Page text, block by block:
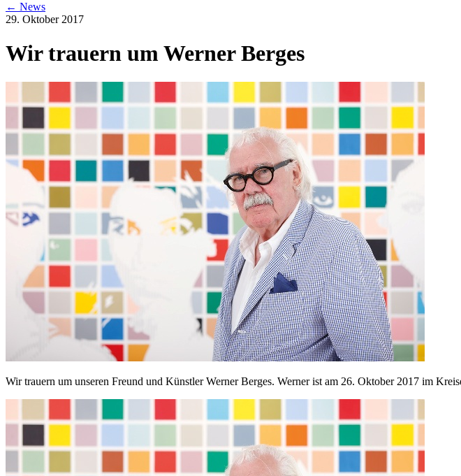
← News
29. Oktober 2017
Wir trauern um Werner Berges
Wir trauern um unseren Freund und Künstler Werner Berges. Werner ist am 26. Oktober 2017 im